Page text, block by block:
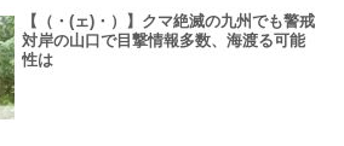
【（・(ェ)・）】クマ絶滅の九州でも警戒
対岸の山口で目撃情報多数、海渡る可能
性は